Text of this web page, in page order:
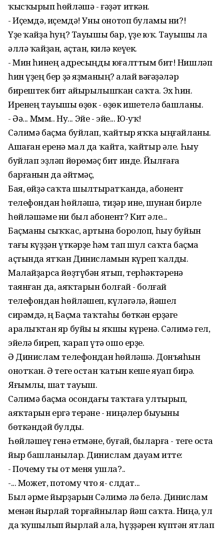
ҡысҡырып һөйләшә - ғәҙәт иткән.
- Иҫемдә, иҫемдә! Уны онотоп буламы ни?!
Үҙе ҡайҙа һуң? Тауышы бар, үҙе юҡ. Тауышы ла
әллә ҡайҙан, аҫтан, килә кеүек.
- Мин һинең адресыңды юғалттым бит! Нишләп
һин үҙең бер ҙә яҙманың? Ҡалай вәғәҙәләр
бирештек бит айырылышҡан саҡта. Эх һин.
Иренең тауышы өҙөк - өҙөк ишетелә башланы.
- Әә... Ммм.. Ну... Эйе - эйе... Ю-уҡ!
Сәлимә баҫма буйлап, ҡайтыр яҡҡа ыңғайланы.
Ашаған еренә мал да ҡайта, ҡайтыр әле. Һыу
буйлап эҙләп йөрөмәҫ бит инде. Йылғаға
барғанын да әйтмәҫ,
Бая, өйҙә саҡта шылтыратҡанда, абонент
телефондан һөйләшә, тиҙәр ине, шунан бирле
һөйләшәме ни был абонент? Кит әле...
Баҫманы сыҡҡас, артына боролоп, һыу буйын
тағы күҙҙән үткәрҙе һәм тап шул саҡта баҫма
аҫтында ятҡан Динисламын күреп ҡалды.
Малайҙарса йөҙтүбән ятып, терһәктәренә
таянған да, аяҡтарын болғай - болғай
телефондан һөйләшеп, күләгәлә, йәшел
сирәмдә, ң Баҫма таҡтаһы бөткән ерҙәге
аралыҡтан яр буйы ы яҡшы күренә. Сәлимә гел,
эйелә биреп, ҡарап үтә ошо ерҙе.
Ә Динислам телефондан һөйләшә. Донъяһын
онотҡан. Ә теге остан ҡатын кеше яуап бирә.
Яғымлы, шат тауыш.
Сәлимә баҫма осондағы таҡтаға ултырып,
аяҡтарын ергә терәне - ниңәлер быуыны
бөткәндәй булды.
Һөйләшеү генә етмәне, буғай, быларға - теге оста
йыр башланылар. Динислам дауам итте:
- Почему ты от меня ушла?..
-... Может, потому что я- слдат...
Был әрме йырҙарын Сәлимә лә белә. Динислам
менән йырлай торғайнылар йәш саҡта. Ниңә, ул
да ҡушылып йырлай ала, һүҙҙәрен күптән ятлап